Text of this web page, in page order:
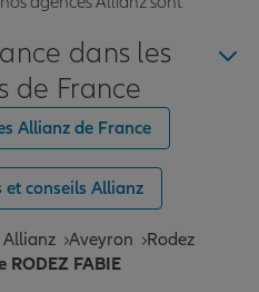
dans les
de France
Allianz de France
et conseils Allianz
Allianz Aveyron
Rodez
RODEZ FABIE